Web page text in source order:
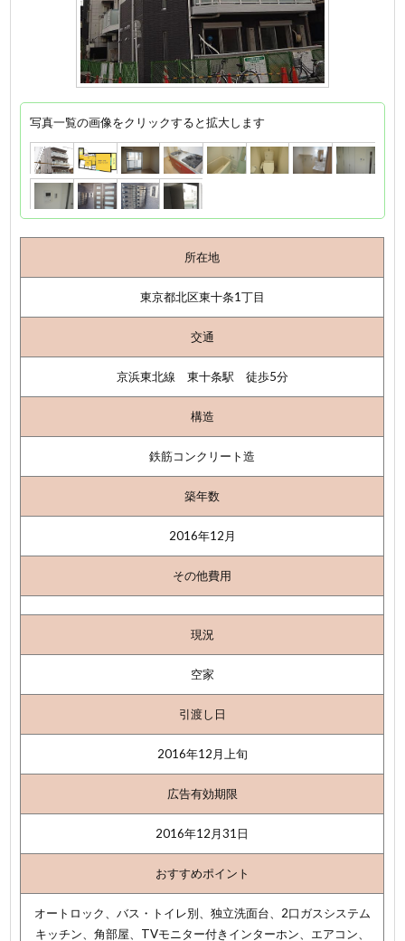
写真一覧の画像をクリックすると拡大します
所在地
東京都北区東十条1丁目
交通
京浜東北線 東十条駅 徒歩5分
構造
鉄筋コンクリート造
築年数
2016年12月
その他費用
現況
空家
引渡し日
2016年12月上旬
広告有効期限
2016年12月31日
おすすめポイント
オートロック、バス・トイレ別、独立洗面台、2口ガスシステム
キッチン、角部屋、TVモニター付きインターホン、エアコン、